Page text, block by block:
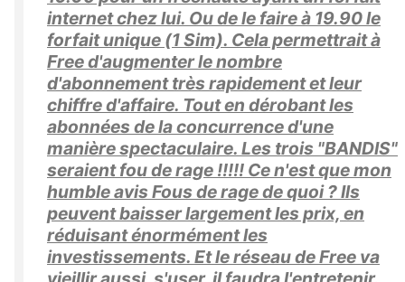
internet chez lui. Ou de le faire à 19.90 le
forfait unique (1 Sim). Cela permettrait à
Free d'augmenter le nombre
d'abonnement très rapidement et leur
chiffre d'affaire. Tout en dérobant les
abonnées de la concurrence d'une
manière spectaculaire. Les trois "BANDIS"
seraient fou de rage !!!!! Ce n'est que mon
humble avis Fous de rage de quoi ? Ils
peuvent baisser largement les prix, en
réduisant énormément les
investissements. Et le réseau de Free va